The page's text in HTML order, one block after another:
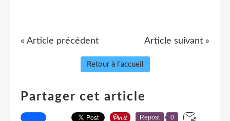
« Article précédent Article suivant »
Retour à l'accueil
Partager cet article
Repost 0